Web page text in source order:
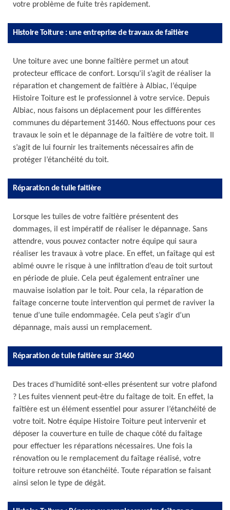
votre problème de fuite très rapidement.
Histoire Toiture : une entreprise de travaux de faîtière
Une toiture avec une bonne faîtière permet un atout
protecteur efficace de confort. Lorsqu’il s’agit de réaliser la
réparation et changement de faîtière à Albiac, l’équipe
Histoire Toiture est le professionnel à votre service. Depuis
Albiac, nous faisons un déplacement pour les différentes
communes du département 31460. Nous effectuons pour ces
travaux le soin et le dépannage de la faîtière de votre toit. Il
s’agit de lui fournir les traitements nécessaires afin de
protéger l’étanchéité du toit.
Réparation de tuile faitière
Lorsque les tuiles de votre faîtière présentent des
dommages, il est impératif de réaliser le dépannage. Sans
attendre, vous pouvez contacter notre équipe qui saura
réaliser les travaux à votre place. En effet, un faîtage qui est
abîmé ouvre le risque à une infiltration d’eau de toit surtout
en période de pluie. Cela peut également entraîner une
mauvaise isolation par le toit. Pour cela, la réparation de
faîtage concerne toute intervention qui permet de raviver la
tenue d’une tuile endommagée. Cela peut s’agir d’un
dépannage, mais aussi un remplacement.
Réparation de tuile faitière sur 31460
Des traces d’humidité sont-elles présentent sur votre plafond
? Les fuites viennent peut-être du faîtage de toit. En effet, la
faîtière est un élément essentiel pour assurer l’étanchéité de
votre toit. Notre équipe Histoire Toiture peut intervenir et
déposer la couverture en tuile de chaque côté du faîtage
pour effectuer les réparations nécessaires. Une fois la
rénovation ou le remplacement du faîtage réalisé, votre
toiture retrouve son étanchéité. Toute réparation se faisant
ainsi selon le type de dégât.